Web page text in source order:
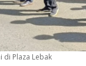
di Plaza Lebak